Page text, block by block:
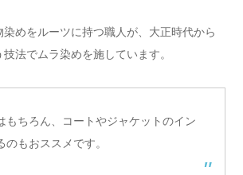
めをルーツに持つ職人が、大正時代から
技法でムラ染めを施しています。
もちろん、コートやジャケットのイン
もおススメです。